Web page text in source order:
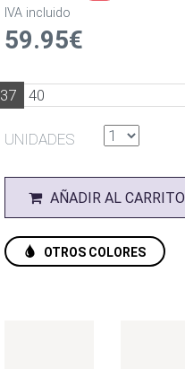
IVA incluido
59.95€
37 40
UNIDADES
AÑADIR AL CARRITO
OTROS COLORES